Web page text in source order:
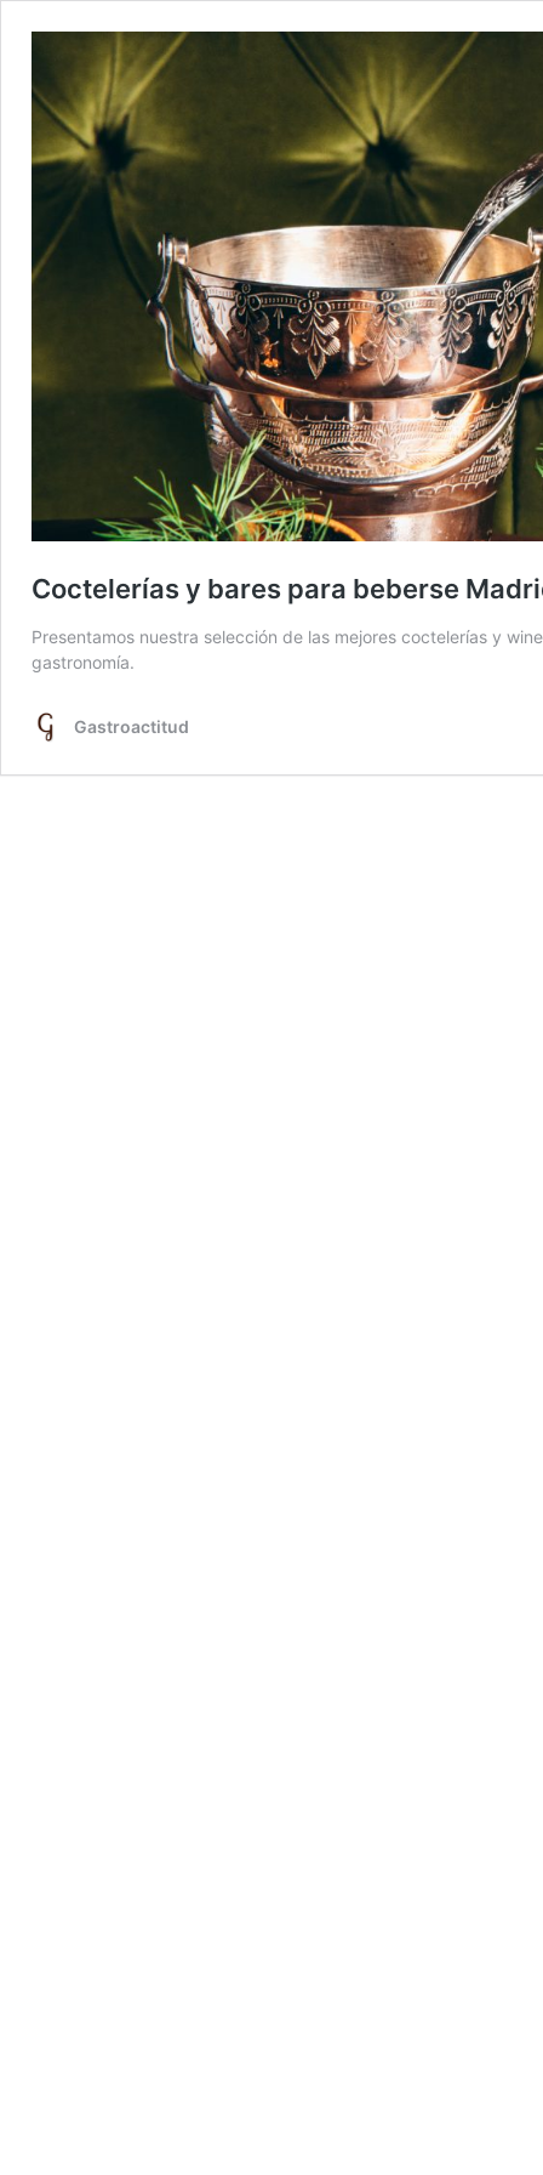
Coctelerías y bares para beberse
Presentamos nuestra selección de las mejores coctelerías y
gastronomía.
Gastroactitud